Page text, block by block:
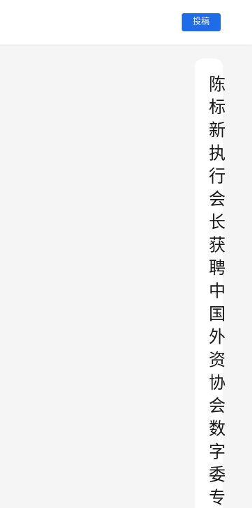
投稿
陈
标
新
执
行
会
长
获
聘
中
国
外
资
协
会
数
字
委
专